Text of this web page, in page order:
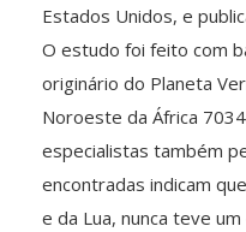
Estados Unidos, e
O estudo foi feito com
originário do Planeta
Noroeste da África
especialistas também
encontradas indicam
e da Lua, nunca teve